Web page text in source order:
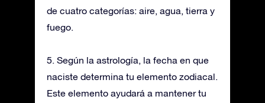
de cuatro categorías: aire, agua, tierra y
fuego.
5. Según la astrología, la fecha en que
naciste determina tu elemento zodiacal.
Este elemento ayudará a mantener tu